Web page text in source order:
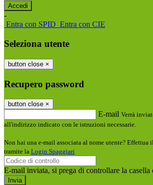
-
Entra con SPID Entra con CIE
Seleziona utente
button close ×
Recupero password
button close ×
E-mail Verrà
all'indirizzo indicato con le istruzioni necessarie.
Non hai una e-mail associata al nome utente? Effettua
tramite la Login Spaggiari
E-mail inviata, si prega di controllare la casella